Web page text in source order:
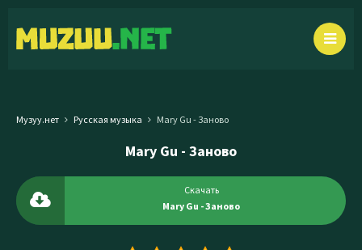
Музуу.нет Русская музыка Mary Gu - Заново
Mary Gu - Заново
Скачать
Mary Gu - Заново